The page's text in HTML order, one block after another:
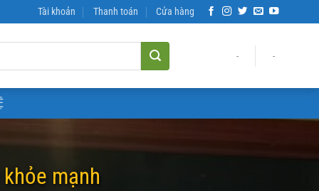
Tài khoản Thanh toán Cửa hàng
- -
mạnh